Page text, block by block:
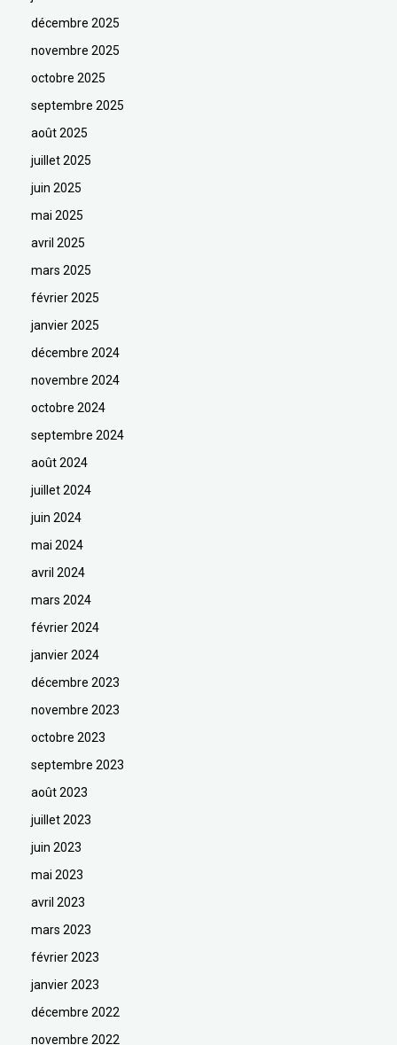
décembre 2025
novembre 2025
octobre 2025
septembre 2025
août 2025
juillet 2025
juin 2025
mai 2025
avril 2025
mars 2025
février 2025
janvier 2025
décembre 2024
novembre 2024
octobre 2024
septembre 2024
août 2024
juillet 2024
juin 2024
mai 2024
avril 2024
mars 2024
février 2024
janvier 2024
décembre 2023
novembre 2023
octobre 2023
septembre 2023
août 2023
juillet 2023
juin 2023
mai 2023
avril 2023
mars 2023
février 2023
janvier 2023
décembre 2022
novembre 2022